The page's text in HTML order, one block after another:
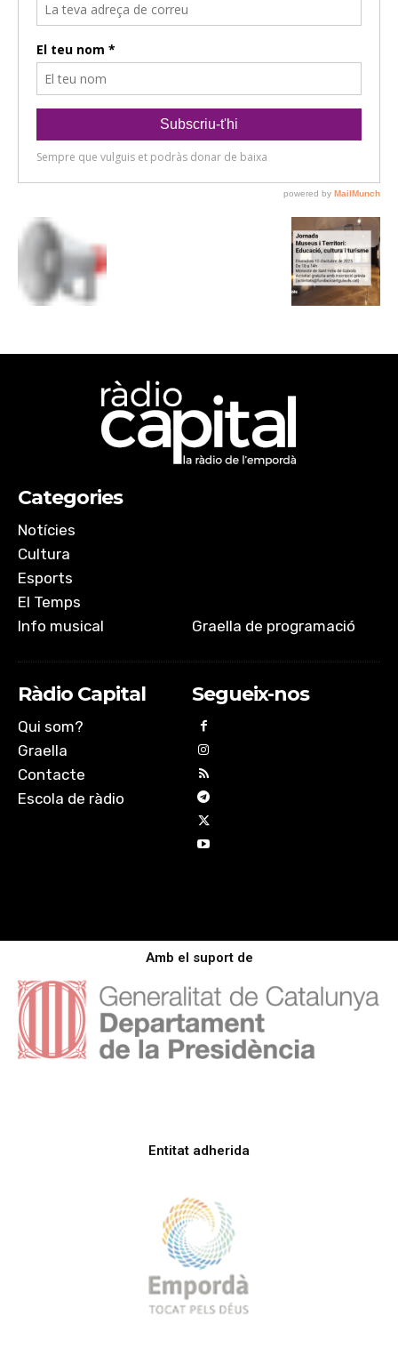
Categories
Notícies
Cultura
Esports
El Temps
Info musical
Graella de programació
Ràdio Capital
Qui som?
Graella
Contacte
Escola de ràdio
Segueix-nos
Amb el suport de
Entitat adherida